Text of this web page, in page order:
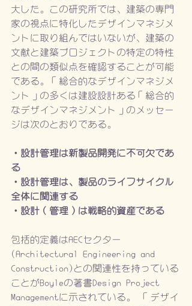
大した。この研究所では、建築の専門
家の視点に特化したデザインマネジメ
ントに取り組んではいないが、建築の
文献と建築プロジェクトの特定の特性
との間の類似点を確認することが可能
である。「総合的なデザインマネジメ
ント」の多くは建設設計ある「総合的
なデザインマネジメント」のメッセー
ジは次のとおりである。
・設計管理は新製品開発に不可欠であ
る
・設計管理は、製品のライフサイクル
全体に関連する
・設計（管理）は戦略的資産である
包括的定義はAECセクター
(Architectural Engineering and
Construction)との関連性を持っている
ことがBoyleの著書Design Project
Managementに示されている。 「デザイ